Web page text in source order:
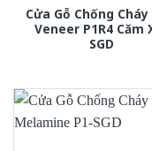
Cửa Gỗ Chống Cháy
Veneer P1R4 Căm
SGD